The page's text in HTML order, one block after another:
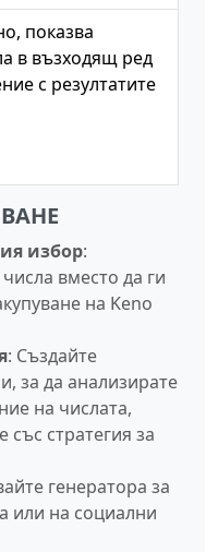
показва
в възходящ ред
с резултатите
избор:
вместо да ги
на Keno
: Създайте
за да анализирате
на числата,
със стратегия за
генератора за
или на социални